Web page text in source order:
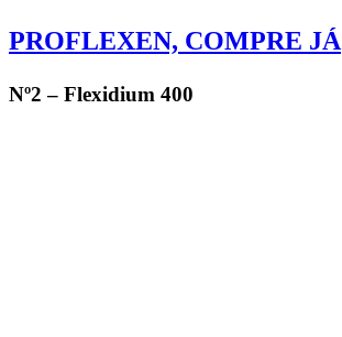
PROFLEXEN, COMPRE JÁ
Nº2 – Flexidium 400